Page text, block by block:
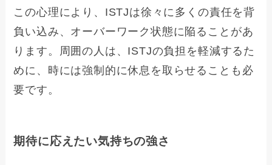
この心理により、ISTJは徐々に多くの責任を背
負い込み、オーバーワーク状態に陥ることがあ
ります。周囲の人は、ISTJの負担を軽減するた
めに、時には強制的に休息を取らせることも必
要です。
期待に応えたい気持ちの強さ